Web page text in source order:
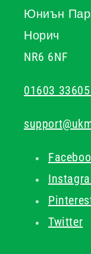
Юниън
Норич
NR6 6NF
01603
Twitter